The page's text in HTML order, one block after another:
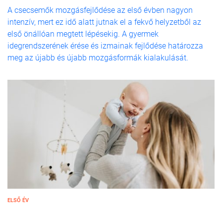
A csecsemők mozgásfejlődése az első évben nagyon
intenzív, mert ez idő alatt jutnak el a fekvő helyzetből az
első önállóan megtett lépésekig. A gyermek
idegrendszerének érése és izmainak fejlődése határozza
meg az újabb és újabb mozgásformák kialakulását.
ELSŐ ÉV